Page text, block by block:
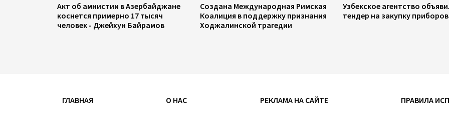
Акт об амнистии в Азербайджане
коснется примерно 17 тысяч
человек - Джейхун Байрамов
Создана Международная Римская
Коалиция в поддержку признания
Ходжалинской трагедии
Узбекское агентство
тендер на закупку приборов
ГЛАВНАЯ О НАС РЕКЛАМА НА САЙТЕ ПРАВИЛА